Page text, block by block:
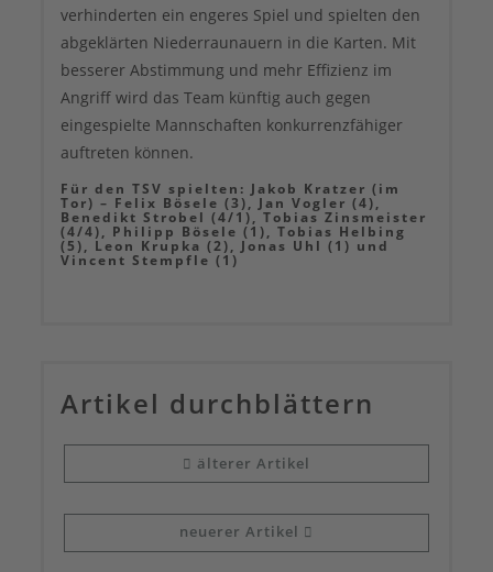
verhinderten ein engeres Spiel und spielten den
abgeklärten Niederraunauern in die Karten. Mit
besserer Abstimmung und mehr Effizienz im
Angriff wird das Team künftig auch gegen
eingespielte Mannschaften konkurrenzfähiger
auftreten können.
Für den TSV spielten: Jakob Kratzer (im
Tor) – Felix Bösele (3), Jan Vogler (4),
Benedikt Strobel (4/1), Tobias Zinsmeister
(4/4), Philipp Bösele (1), Tobias Helbing
(5), Leon Krupka (2), Jonas Uhl (1) und
Vincent Stempfle (1)
Artikel durch­blättern
älterer Artikel
neuerer Artikel